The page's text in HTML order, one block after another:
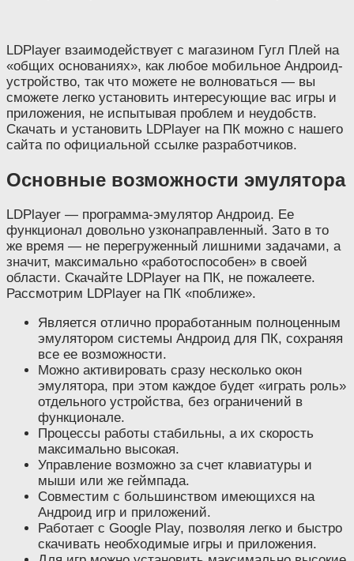
LDPlayer взаимодействует с магазином Гугл Плей на
«общих основаниях», как любое мобильное Андроид-
устройство, так что можете не волноваться — вы
сможете легко установить интересующие вас игры и
приложения, не испытывая проблем и неудобств.
Скачать и установить LDPlayer на ПК можно с нашего
сайта по официальной ссылке разработчиков.
Основные возможности эмулятора
LDPlayer — программа-эмулятор Андроид. Ее
функционал довольно узконаправленный. Зато в то
же время — не перегруженный лишними задачами, а
значит, максимально «работоспособен» в своей
области. Скачайте LDPlayer на ПК, не пожалеете.
Рассмотрим LDPlayer на ПК «поближе».
Является отлично проработанным полноценным
эмулятором системы Андроид для ПК, сохраняя
все ее возможности.
Можно активировать сразу несколько окон
эмулятора, при этом каждое будет «играть роль»
отдельного устройства, без ограничений в
функционале.
Процессы работы стабильны, а их скорость
максимально высокая.
Управление возможно за счет клавиатуры и
мыши или же геймпада.
Совместим с большинством имеющихся на
Андроид игр и приложений.
Работает с Google Play, позволяя легко и быстро
скачивать необходимые игры и приложения.